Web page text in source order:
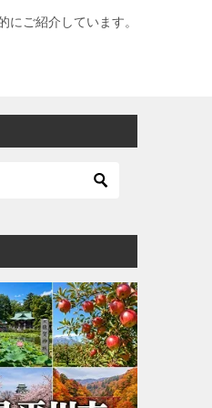
にご紹介しています。